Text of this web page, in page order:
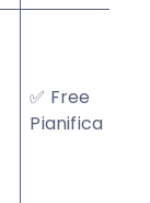
✅ Free
Pianifica